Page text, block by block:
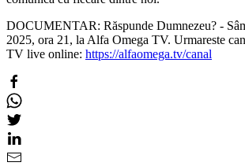
DOCUMENTAR: Răspunde Dumnezeu? -
2025, ora 21, la Alfa Omega TV. Urmareste
TV live online: https://alfaomega.tv/canal